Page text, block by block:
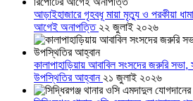
আড়াইহাজারে গৃহবধূ মায়া মৃত্যু ও পরকীয়া
আগেই অনাপত্তি ২২ জুলাই ২০২৬
কালাপাহাড়িয়ায় আবাবিল সংসদের জরুরি
উপস্থিতির আহ্বান ২১ জুলাই ২০২৬